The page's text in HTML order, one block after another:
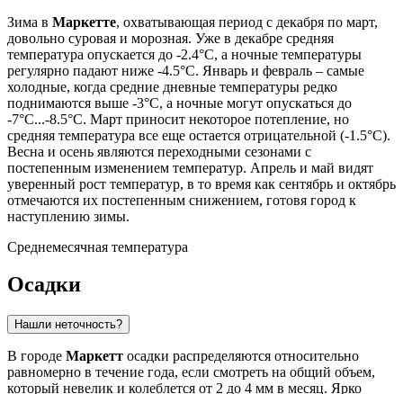
Зима в Маркетте, охватывающая период с декабря по март,
довольно суровая и морозная. Уже в декабре средняя
температура опускается до -2.4°C, а ночные температуры
регулярно падают ниже -4.5°C. Январь и февраль – самые
холодные, когда средние дневные температуры редко
поднимаются выше -3°C, а ночные могут опускаться до
-7°C...-8.5°C. Март приносит некоторое потепление, но
средняя температура все еще остается отрицательной (-1.5°C).
Весна и осень являются переходными сезонами с
постепенным изменением температур. Апрель и май видят
уверенный рост температур, в то время как сентябрь и октябрь
отмечаются их постепенным снижением, готовя город к
наступлению зимы.
Среднемесячная температура
Осадки
Нашли неточность?
В городе Маркетт осадки распределяются относительно
равномерно в течение года, если смотреть на общий объем,
который невелик и колеблется от 2 до 4 мм в месяц. Ярко